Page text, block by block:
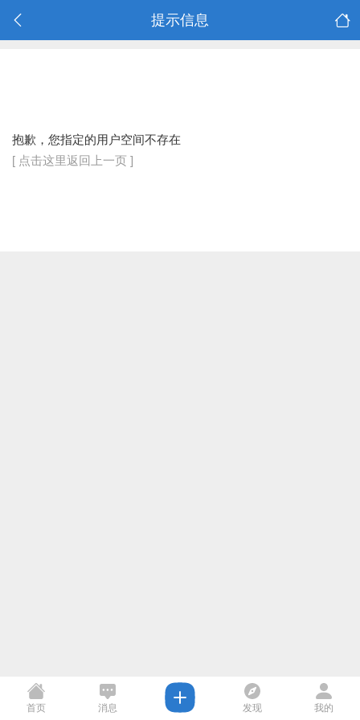
提示信息
抱歉，您指定的用户空间不存在
[ 点击这里返回上一页 ]
首页 消息 发现 我的